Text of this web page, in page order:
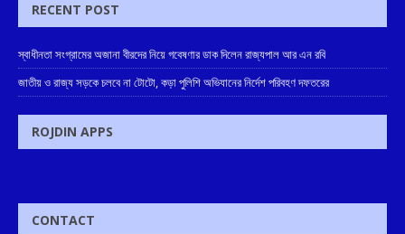
RECENT POST
স্বাধীনতা সংগ্রামের অজানা বীরদের নিয়ে গবেষণার ডাক দিলেন রাজ্যপাল আর এন রবি
জাতীয় ও রাজ্য সড়কে চলবে না টোটো, কড়া পুলিশি অভিযানের নির্দেশ পরিবহণ দফতরের
ROJDIN APPS
CONTACT